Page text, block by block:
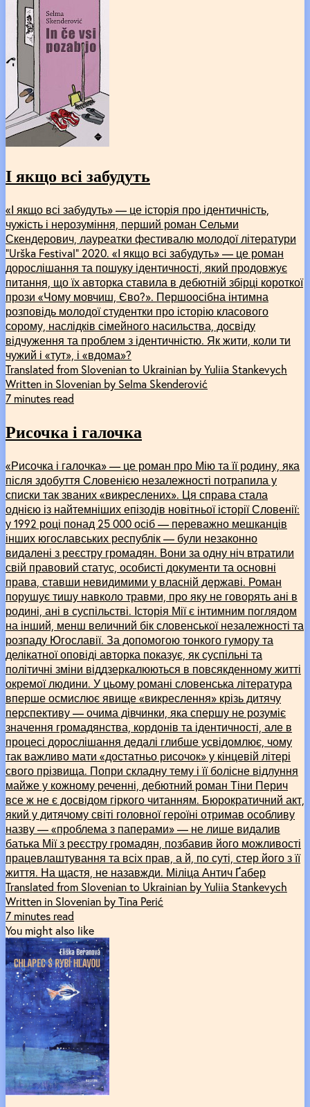
І якщо всі забудуть
«І якщо всі забудуть» — це історія про ідентичність,
чужість і нерозуміння, перший роман Сельми
Скендерович, лауреатки фестивалю молодої літератури
“Urška Festival” 2020. «І якщо всі забудуть» — це роман
дорослішання та пошуку ідентичності, який продовжує
питання, що їх авторка ставила в дебютній збірці короткої
прози «Чому мовчиш, Єво?». Першоосібна інтимна
розповідь молодої студентки про історію класового
сорому, наслідків сімейного насильства, досвіду
відчуження та проблем з ідентичністю. Як жити, коли ти
чужий і «тут», і «вдома»?
Translated from Slovenian to Ukrainian by Yuliia Stankevych
Written in Slovenian by Selma Skenderović
7 minutes read
Рисочка і галочка
«Рисочка і галочка» — це роман про Мію та її родину, яка
після здобуття Словенією незалежності потрапила у
списки так званих «викреслених». Ця справа стала
однією із найтемніших епізодів новітньої історії Словенії:
у 1992 році понад 25 000 осіб — переважно мешканців
інших югославських республік — були незаконно
видалені з реєстру громадян. Вони за одну ніч втратили
свій правовий статус, особисті документи та основні
права, ставши невидимими у власній державі. Роман
порушує тишу навколо травми, про яку не говорять ані в
родині, ані в суспільстві. Історія Мії є інтимним поглядом
на інший, менш величний бік словенської незалежності та
розпаду Югославії. За допомогою тонкого гумору та
делікатної оповіді авторка показує, як суспільні та
політичні зміни віддзеркалюються в повсякденному житті
окремої людини. У цьому романі словенська література
вперше осмислює явище «викреслення» крізь дитячу
перспективу — очима дівчинки, яка спершу не розуміє
значення громадянства, кордонів та ідентичності, але в
процесі дорослішання дедалі глибше усвідомлює, чому
так важливо мати «достатньо рисочок» у кінцевій літері
свого прізвища. Попри складну тему і її болісне відлуння
майже у кожному реченні, дебютний роман Тіни Перич
все ж не є досвідом гіркого читанням. Бюрократичний акт,
який у дитячому світі головної героїні отримав особливу
назву — «проблема з паперами» — не лише видалив
батька Мії з реєстру громадян, позбавив його можливості
працевлаштування та всіх прав, а й, по суті, стер його з її
життя. На щастя, не назавжди. Міліца Антич Ґабер
Translated from Slovenian to Ukrainian by Yuliia Stankevych
Written in Slovenian by Tina Perić
7 minutes read
You might also like